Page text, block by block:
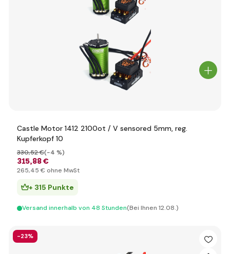
Castle Motor 1412 2100ot / V sensored 5mm, reg.
Kupferkopf 10
315,88 €
330,52 €(-4 %)
265,45 € ohne MwSt
+ 315 Punkte
Versand innerhalb von 48 Stunden(Bei Ihnen 12.08.)
-23%